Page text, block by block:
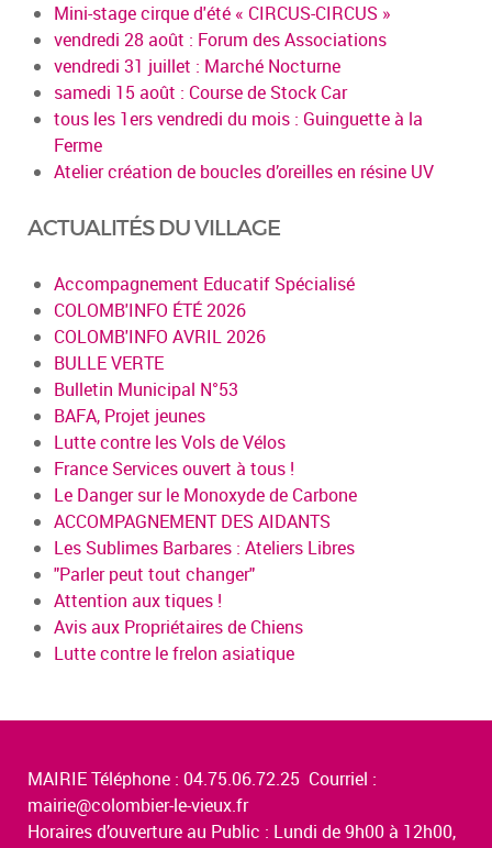
Mini-stage cirque d'été « CIRCUS-CIRCUS »
vendredi 28 août : Forum des Associations
vendredi 31 juillet : Marché Nocturne
samedi 15 août : Course de Stock Car
tous les 1ers vendredi du mois : Guinguette à la
Ferme
Atelier création de boucles d’oreilles en résine UV
ACTUALITÉS DU VILLAGE
Accompagnement Educatif Spécialisé
COLOMB'INFO ÉTÉ 2026
COLOMB'INFO AVRIL 2026
BULLE VERTE
Bulletin Municipal N°53
BAFA, Projet jeunes
Lutte contre les Vols de Vélos
France Services ouvert à tous !
Le Danger sur le Monoxyde de Carbone
ACCOMPAGNEMENT DES AIDANTS
Les Sublimes Barbares : Ateliers Libres
"Parler peut tout changer"
Attention aux tiques !
Avis aux Propriétaires de Chiens
Lutte contre le frelon asiatique
MAIRIE Téléphone : 04.75.06.72.25 Courriel :
mairie@colombier-le-vieux.fr
Horaires d’ouverture au Public : Lundi de 9h00 à 12h00,